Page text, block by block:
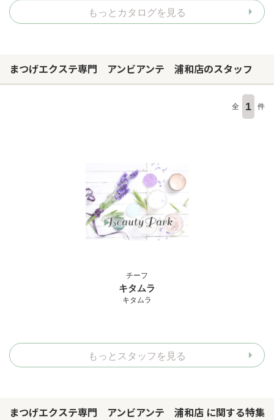
もっとカタログを見る
まつげエクステ専門 アンビアンテ 浦和店のスタッフ
全 1 件
チーフ
キタムラ
キタムラ
もっとスタッフを見る
まつげエクステ専門 アンビアンテ 浦和店 に関する特集